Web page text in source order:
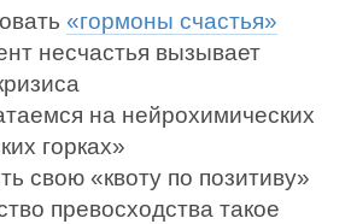
«гормоны счастья»
несчастья вызывает
на нейрохимических
горках»
свою «квоту по позитиву»
превосходства такое